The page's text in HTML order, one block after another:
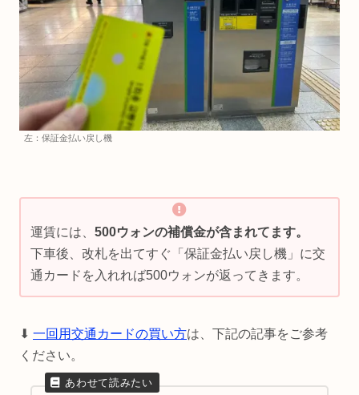
左：保証金払い戻し機
運賃には、500ウォンの補償金が含まれてます。
下車後、改札を出てすぐ「保証金払い戻し機」に交
通カードを入れれば500ウォンが返ってきます。
⬇︎ 一回用交通カードの買い方は、下記の記事をご参考
ください。